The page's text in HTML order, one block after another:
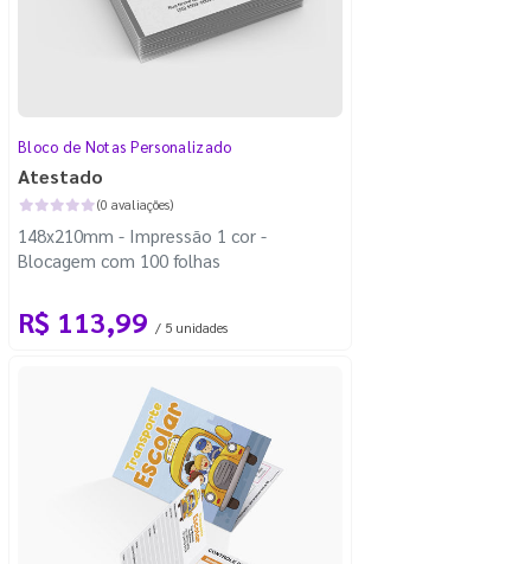
Bloco de Notas Personalizado
Atestado
(0 avaliações)
148x210mm - Impressão 1 cor -
Blocagem com 100 folhas
R$ 113,99 / 5 unidades